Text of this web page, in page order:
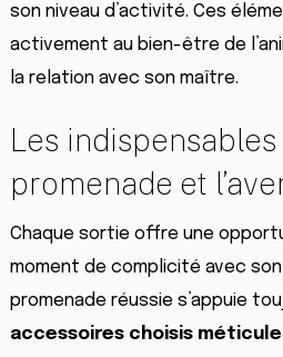
son niveau d’activité. Ces
activement au bien-être de
la relation avec son maître.
Les
promenade et
Chaque sortie offre une
moment de complicité avec son
promenade réussie s’appuie
accessoires choisis